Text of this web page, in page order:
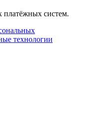
платёжных систем.
технологии